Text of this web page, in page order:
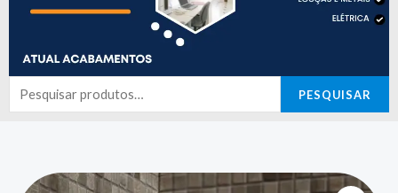
Pesquisar
por:
PESQUISAR